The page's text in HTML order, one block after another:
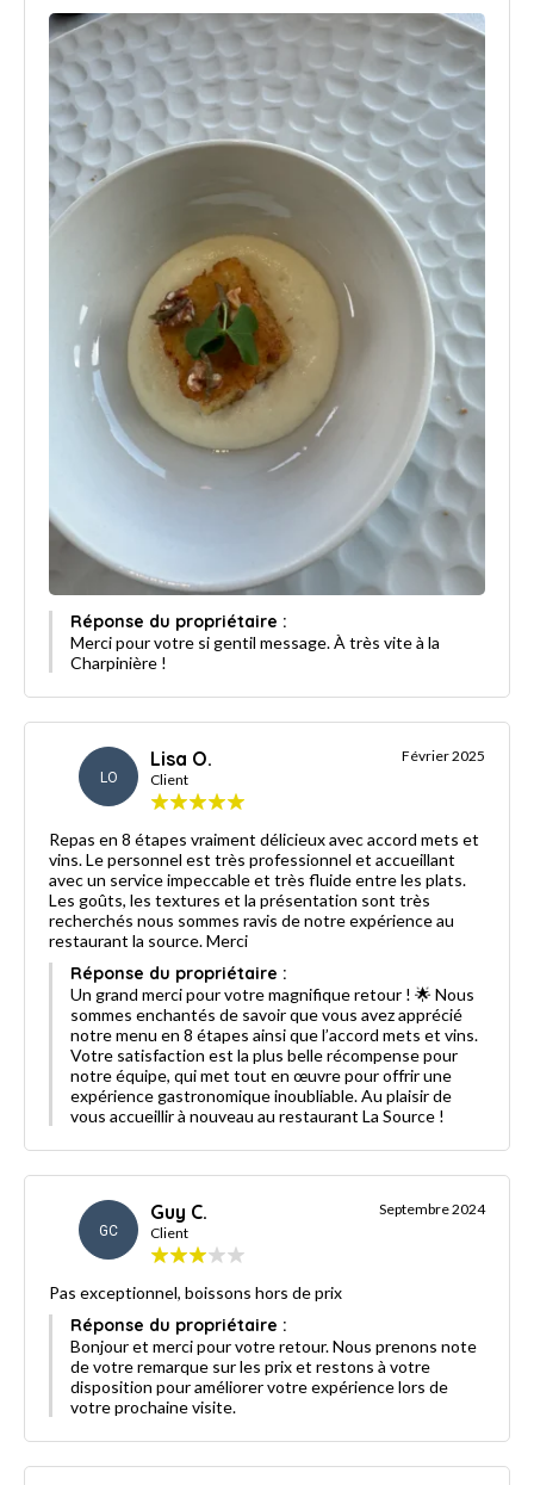
Réponse du propriétaire :
Merci pour votre si gentil message. À très vite à la
Charpinière !
LO
Lisa O.
Client
Février 2025
Repas en 8 étapes vraiment délicieux avec accord mets et
vins. Le personnel est très professionnel et accueillant
avec un service impeccable et très fluide entre les plats.
Les goûts, les textures et la présentation sont très
recherchés nous sommes ravis de notre expérience au
restaurant la source. Merci
Réponse du propriétaire :
Un grand merci pour votre magnifique retour ! 🌟 Nous
sommes enchantés de savoir que vous avez apprécié
notre menu en 8 étapes ainsi que l’accord mets et vins.
Votre satisfaction est la plus belle récompense pour
notre équipe, qui met tout en œuvre pour offrir une
expérience gastronomique inoubliable. Au plaisir de
vous accueillir à nouveau au restaurant La Source !
GC
Guy C.
Client
Septembre 2024
Pas exceptionnel, boissons hors de prix
Réponse du propriétaire :
Bonjour et merci pour votre retour. Nous prenons note
de votre remarque sur les prix et restons à votre
disposition pour améliorer votre expérience lors de
votre prochaine visite.